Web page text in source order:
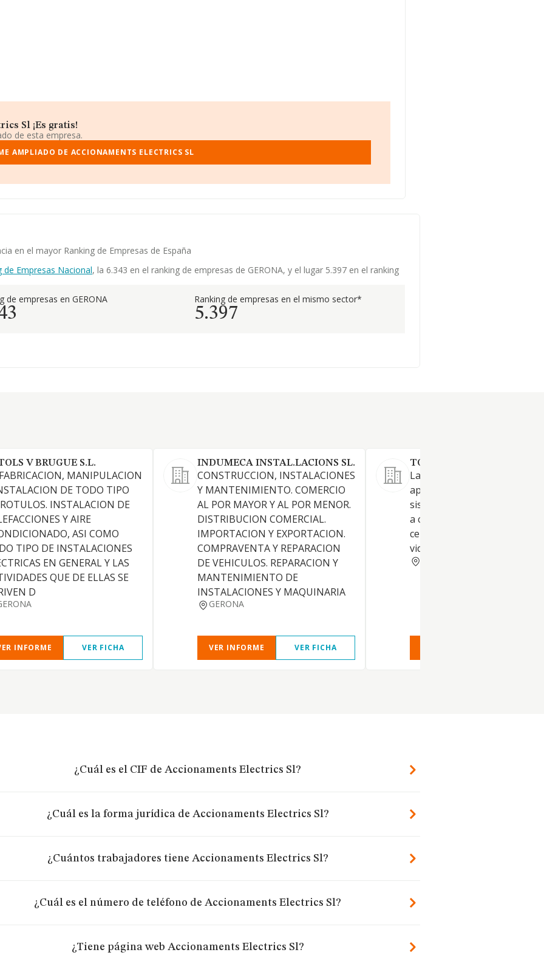
Sl ¡Es gratis!
de esta empresa.
AMPLIADO DE ACCIONAMENTS ELECTRICS SL
en el mayor Ranking de Empresas de España
de Empresas Nacional, la 6.343 en el ranking de empresas de GERONA, y el lugar 5.397 en el ranking
de empresas en GERONA Ranking de empresas en el mismo sector*
5.397
V BRUGUE S.L.
MANIPULACION
DE TODO TIPO
INSTALACION DE
Y AIRE
ASI COMO
TIPO DE INSTALACIONES
EN GENERAL Y LAS
QUE DE ELLAS SE
D
INFORME VER FICHA
INDUMECA INSTAL.LACIONS SL.
CONSTRUCCION, INSTALACIONES
Y MANTENIMIENTO. COMERCIO
AL POR MAYOR Y AL POR MENOR.
DISTRIBUCION COMERCIAL.
IMPORTACION Y EXPORTACION.
COMPRAVENTA Y REPARACION
DE VEHICULOS. REPARACION Y
MANTENIMIENTO DE
INSTALACIONES Y MAQUINARIA
GERONA
VER INFORME VER FICHA
TOT SEGURETAT GIRONA
La instalación y
aparatos, equipos,
sistemas de seguridad
a centrales receptoras de
centros de control o
videovigilancia
¿Cuál es el CIF de Accionaments Electrics Sl?
¿Cuál es la forma jurídica de Accionaments Electrics Sl?
¿Cuántos trabajadores tiene Accionaments Electrics Sl?
¿Cuál es el número de teléfono de Accionaments Electrics Sl?
¿Tiene página web Accionaments Electrics Sl?